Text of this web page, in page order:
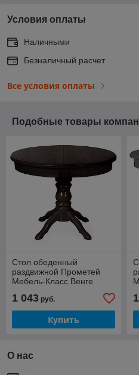
Условия оплаты
Наличными
Безналичный расчет
Все условия оплаты
Подобные товары
Стол обеденный
раздвижной Прометей
Мебель-Класс Венге
1 043 руб.
Купить
О нас